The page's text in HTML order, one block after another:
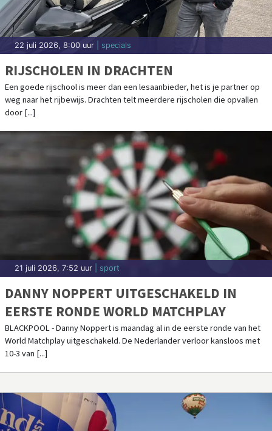
22 juli 2026, 8:00 uur | specials
RIJSCHOLEN IN DRACHTEN
Een goede rijschool is meer dan een lesaanbieder, het is je partner op
weg naar het rijbewijs. Drachten telt meerdere rijscholen die opvallen
door [...]
21 juli 2026, 7:52 uur | sport
DANNY NOPPERT UITGESCHAKELD IN
EERSTE RONDE WORLD MATCHPLAY
BLACKPOOL - Danny Noppert is maandag al in de eerste ronde van het
World Matchplay uitgeschakeld. De Nederlander verloor kansloos met
10-3 van [...]